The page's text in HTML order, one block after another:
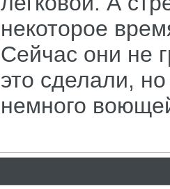
некоторое
Сейчас они не
это сделали,
немного